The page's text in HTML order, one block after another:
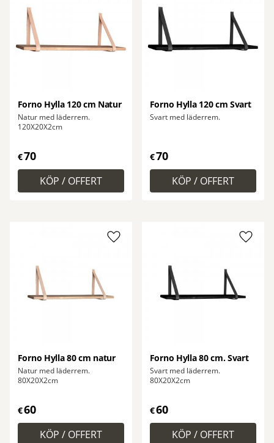
Forno Hylla 120 cm Natur
Natur med läderrem.
120X20X2cm
€70
Forno Hylla 120 cm Svart
Svart med läderrem.
€70
Forno Hylla 80 cm natur
Natur med läderrem.
80X20X2cm
€60
Lägg till i favoriter
Forno Hylla 80 cm. Svart
Svart med läderrem.
80X20X2cm
€60
Lägg